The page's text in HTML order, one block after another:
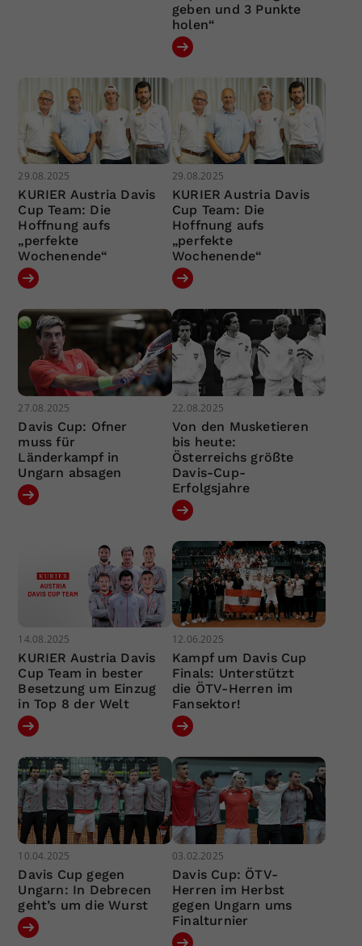
geben und 3 Punkte
holen“
29.08.2025
KURIER Austria Davis
Cup Team: Die
Hoffnung aufs
„perfekte
Wochenende“
29.08.2025
KURIER Austria Davis
Cup Team: Die
Hoffnung aufs
„perfekte
Wochenende“
27.08.2025
Davis Cup: Ofner
muss für
Länderkampf in
Ungarn absagen
22.08.2025
Von den Musketieren
bis heute:
Österreichs größte
Davis-Cup-
Erfolgsjahre
14.08.2025
KURIER Austria Davis
Cup Team in bester
Besetzung um Einzug
in Top 8 der Welt
12.06.2025
Kampf um Davis Cup
Finals: Unterstützt
die ÖTV-Herren im
Fansektor!
10.04.2025
Davis Cup gegen
Ungarn: In Debrecen
geht’s um die Wurst
03.02.2025
Davis Cup: ÖTV-
Herren im Herbst
gegen Ungarn ums
Finalturnier